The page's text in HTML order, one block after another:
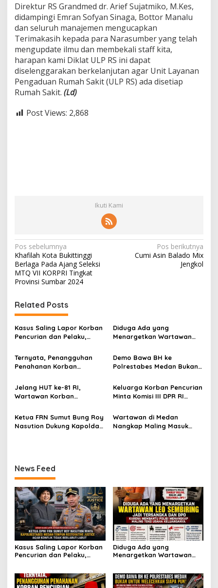
Direktur RS Grandmed dr. Arief Sujatmiko, M.Kes,
didampingi Emran Sofyan Sinaga, Bottor Manalu
dan seluruh manajemen mengucapkan
Terimakasih kepada para Narasumber yang telah
mengupdate ilmu dan membekali staff kita,
harapan kami Diklat ULP RS ini dapat
diselenggarakan berkelanjutan agar Unit Layanan
Pengaduan Rumah Sakit (ULP RS) ada disetiap
Rumah Sakit. (Ld)
Post Views: 2,868
Ikuti Kami
N
a
v
i
g
a
s
i
p
o
s
Pos sebelumnya
Khafilah Kota Bukittinggi
Berlaga Pada Ajang Seleksi
MTQ VII KORPRI Tingkat
Provinsi Sumbar 2024
Pos berikutnya
Cumi Asin Balado Mix
Jengkol
Related Posts
Kasus Saling Lapor Korban
Pencurian dan Pelaku,
Nasution Minta
Kapolrestabes Medan
Tempuh Restorative Justice
larut
Diduga Ada yang
Menargetkan Wartawan
Tersangka dan Dpo Karena
Membantu Polisi
Menangkap Maling di Toko
Ternyata, Penangguhan
Penahanan Korban
di Polrestabes Medan
Setelah Membantu Polisi
Menangkap Maling Atas
RI Bapak Habiburokhman
Demo Bawa BH ke
Polrestabes Medan Bukan
Pun, Melainkan Simbol Kritik
dan Rasa Kecewa
Lambatnya Penanganan
Medan
Jelang HUT ke-81 RI,
Wartawan Korban
Polisi Menangkap Pelaku
Jadi Tersangka Berharap
Perhatian Presiden
Keluarga Korban Pencurian
Minta Komisi III DPR RI
Laporan Dugaan Penipuan
Bermodus Surat
Perdamaian dan Dugaan
Ketua FRN Sumut Bung Roy
Nasution Dukung Kapolda
Wartawan di Medan
Nangkap Maling Masuk
News Feed
Kasus Saling Lapor Korban
Pencurian dan Pelaku,
Kapolrestabes Medan
Tempuh Restorative Justice
Diduga Ada yang
Menargetkan Wartawan
Membantu Polisi
Menangkap Maling di Toko